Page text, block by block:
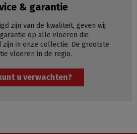
& garantie
zijn van de kwaliteit, geven wij
op alle vloeren die
zijn in onze collectie. De grootste
vloeren in de regio.
u verwachten?